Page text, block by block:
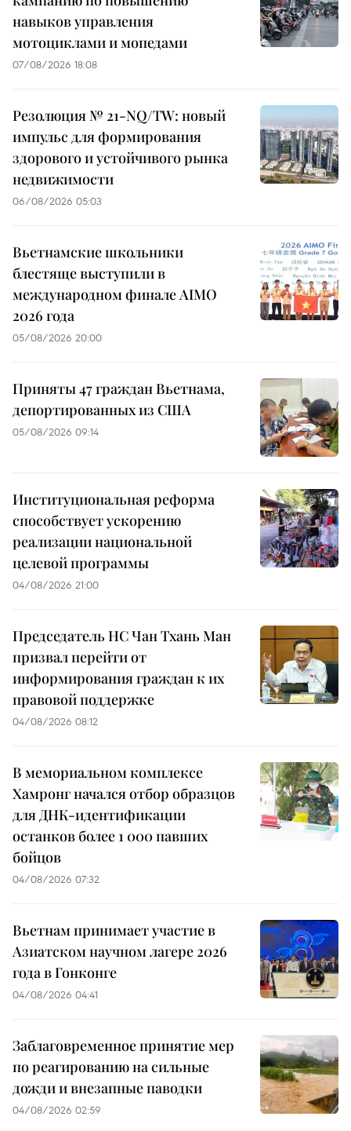
навыков управления
мотоциклами и мопедами
07/08/2026 18:08
Резолюция № 21-NQ/TW: новый
импульс для формирования
здорового и устойчивого рынка
недвижимости
06/08/2026 05:03
Вьетнамские школьники
блестяще выступили в
международном финале AIMO
2026 года
05/08/2026 20:00
Приняты 47 граждан Вьетнама,
депортированных из США
05/08/2026 09:14
Институциональная реформа
способствует ускорению
реализации национальной
целевой программы
04/08/2026 21:00
Председатель НС Чан Тхань Ман
призвал перейти от
информирования граждан к их
правовой поддержке
04/08/2026 08:12
В мемориальном комплексе
Хамронг начался отбор образцов
для ДНК-идентификации
останков более 1 000 павших
бойцов
04/08/2026 07:32
Вьетнам принимает участие в
Азиатском научном лагере 2026
года в Гонконге
04/08/2026 04:41
Заблаговременное принятие мер
по реагированию на сильные
дожди и внезапные паводки
04/08/2026 02:59